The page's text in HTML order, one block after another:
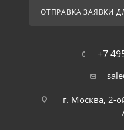
ОТПРАВКА ЗАЯВКИ
+7
г. Москва, 2-